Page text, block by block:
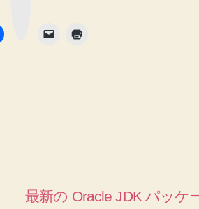
最新の Oracle JDK パッケ